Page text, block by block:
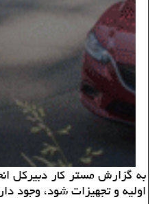
به گزارش مستر كار دبیركل
اولیه و تجهیزات شود، وجود